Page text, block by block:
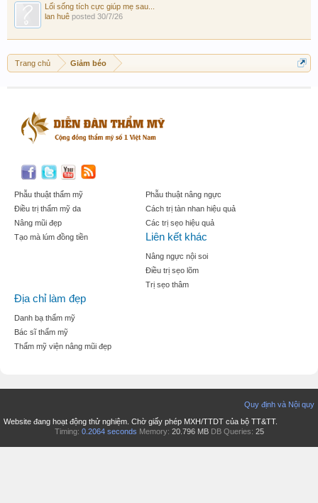
Lối sống tích cực giúp mẹ sau...
lan huê posted 30/7/26
Trang chủ Giảm béo
Phẫu thuật thẩm mỹ
Điều trị thẩm mỹ da
Nâng mũi đẹp
Tạo mà lúm đồng tiền
Phẫu thuật nâng ngực
Cách trị tàn nhan hiệu quả
Các trị sẹo hiệu quả
Liên kết khác
Nâng ngực nội soi
Điều trị sẹo lõm
Trị sẹo thâm
Địa chỉ làm đẹp
Danh bạ thẩm mỹ
Bác sĩ thẩm mỹ
Thẩm mỹ viện nâng mũi đẹp
Quy định và Nội quy
Website đang hoạt động thử nghiệm. Chờ giấy phép MXH/TTDT của bộ TT&TT.
Timing: 0.2064 seconds Memory: 20.796 MB DB Queries: 25